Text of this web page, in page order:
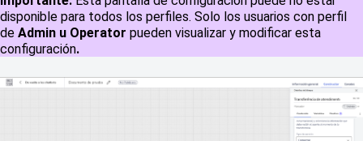
disponible para todos los perfiles. Solo los usuarios con perfil
de Admin u Operator pueden visualizar y modificar esta
configuración.